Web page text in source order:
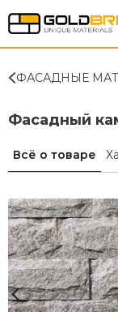
ФАСАДНЫЕ
Фасадный
Всё о товаре